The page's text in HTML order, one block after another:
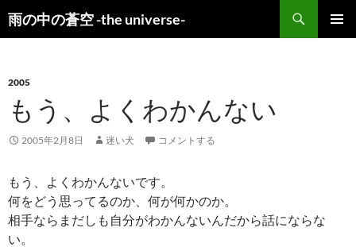
雨の中の蒼空 -the universe-
索
ン
ツ
へ
キ
プ
2005
もう、よくわかんない
2005年2月8日 迷い犬 コメントする
もう、よくわかんないです。
何をどう思ってるのか、何が何かのか。
相手ならまだしも自分がわかんないんだから話にならな
い。